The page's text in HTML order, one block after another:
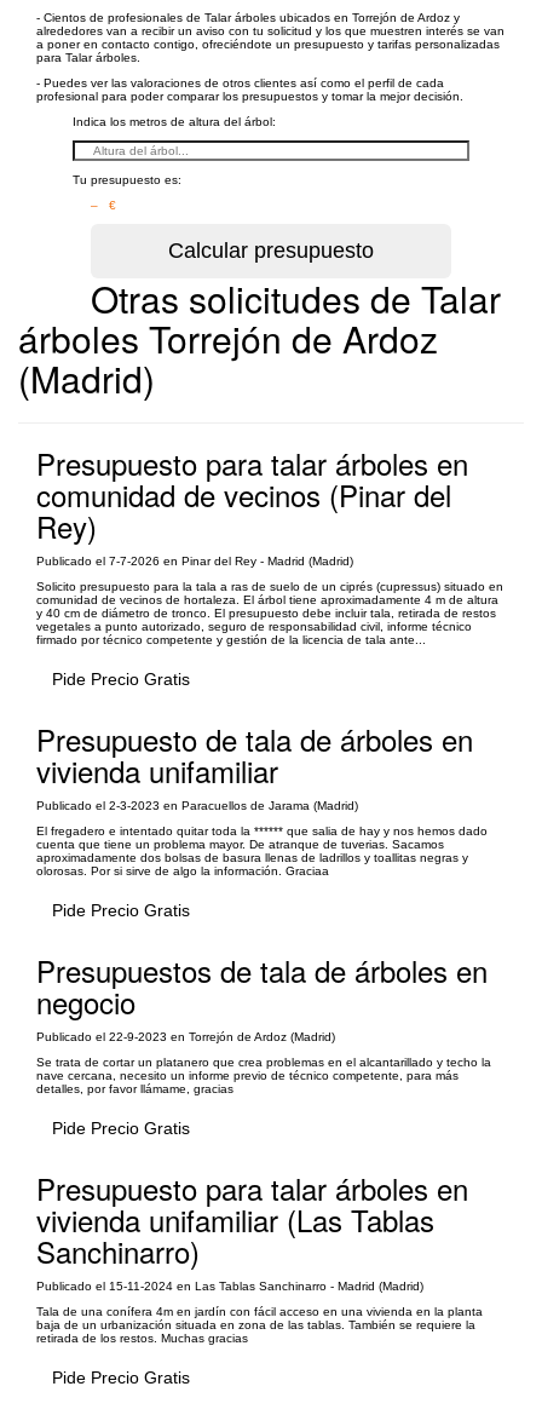
- Cientos de profesionales de Talar árboles ubicados en Torrejón de Ardoz y
alrededores van a recibir un aviso con tu solicitud y los que muestren interés se van
a poner en contacto contigo, ofreciéndote un presupuesto y tarifas personalizadas
para Talar árboles.
- Puedes ver las valoraciones de otros clientes así como el perfil de cada
profesional para poder comparar los presupuestos y tomar la mejor decisión.
Indica los metros de altura del árbol:
Tu presupuesto es:
– €
Otras solicitudes de Talar
árboles Torrejón de Ardoz
(Madrid)
Presupuesto para talar árboles en
comunidad de vecinos (Pinar del
Rey)
Publicado el 7-7-2026 en Pinar del Rey - Madrid (Madrid)
Solicito presupuesto para la tala a ras de suelo de un ciprés (cupressus) situado en
comunidad de vecinos de hortaleza. El árbol tiene aproximadamente 4 m de altura
y 40 cm de diámetro de tronco. El presupuesto debe incluir tala, retirada de restos
vegetales a punto autorizado, seguro de responsabilidad civil, informe técnico
firmado por técnico competente y gestión de la licencia de tala ante...
Pide Precio Gratis
Presupuesto de tala de árboles en
vivienda unifamiliar
Publicado el 2-3-2023 en Paracuellos de Jarama (Madrid)
El fregadero e intentado quitar toda la ****** que salia de hay y nos hemos dado
cuenta que tiene un problema mayor. De atranque de tuverias. Sacamos
aproximadamente dos bolsas de basura llenas de ladrillos y toallitas negras y
olorosas. Por si sirve de algo la información. Graciaa
Pide Precio Gratis
Presupuestos de tala de árboles en
negocio
Publicado el 22-9-2023 en Torrejón de Ardoz (Madrid)
Se trata de cortar un platanero que crea problemas en el alcantarillado y techo la
nave cercana, necesito un informe previo de técnico competente, para más
detalles, por favor llámame, gracias
Pide Precio Gratis
Presupuesto para talar árboles en
vivienda unifamiliar (Las Tablas
Sanchinarro)
Publicado el 15-11-2024 en Las Tablas Sanchinarro - Madrid (Madrid)
Tala de una conífera 4m en jardín con fácil acceso en una vivienda en la planta
baja de un urbanización situada en zona de las tablas. También se requiere la
retirada de los restos. Muchas gracias
Pide Precio Gratis